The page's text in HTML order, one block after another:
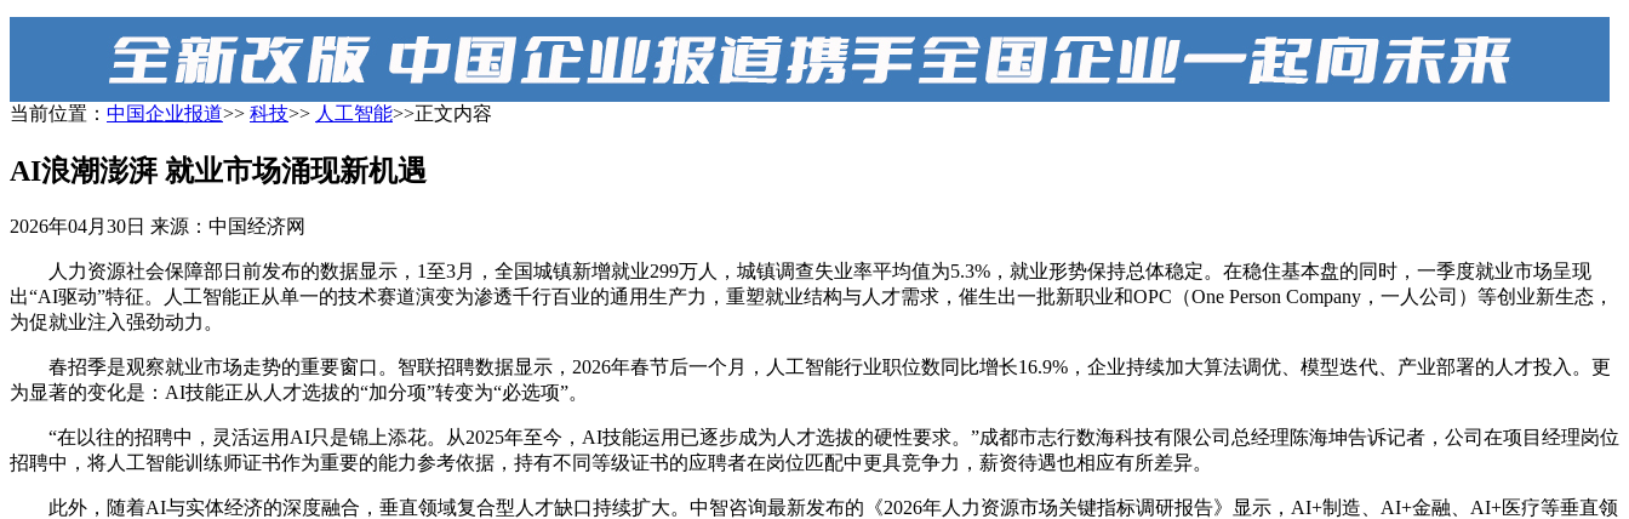
当前位置： 中国企业报道>> 科技>> 人工智能>>正文内容
AI浪潮澎湃 就业市场涌现新机遇
2026年04月30日 来源：中国经济网
人力资源社会保障部日前发布的数据显示，1至3月，全国城镇新增就业299万人，城镇调查失业率平均值为5.3%，就业形势保持总体稳定。在稳住基本盘的同时，一季度就业市场呈现
出“AI驱动”特征。人工智能正从单一的技术赛道演变为渗透千行百业的通用生产力，重塑就业结构与人才需求，催生出一批新职业和OPC（One Person Company，一人公司）等创业新生态，
为促就业注入强劲动力。
春招季是观察就业市场走势的重要窗口。智联招聘数据显示，2026年春节后一个月，人工智能行业职位数同比增长16.9%，企业持续加大算法调优、模型迭代、产业部署的人才投入。更
为显著的变化是：AI技能正从人才选拔的“加分项”转变为“必选项”。
“在以往的招聘中，灵活运用AI只是锦上添花。从2025年至今，AI技能运用已逐步成为人才选拔的硬性要求。”成都市志行数海科技有限公司总经理陈海坤告诉记者，公司在项目经理岗位
招聘中，将人工智能训练师证书作为重要的能力参考依据，持有不同等级证书的应聘者在岗位匹配中更具竞争力，薪资待遇也相应有所差异。
此外，随着AI与实体经济的深度融合，垂直领域复合型人才缺口持续扩大。中智咨询最新发布的《2026年人力资源市场关键指标调研报告》显示，AI+制造、AI+金融、AI+医疗等垂直领